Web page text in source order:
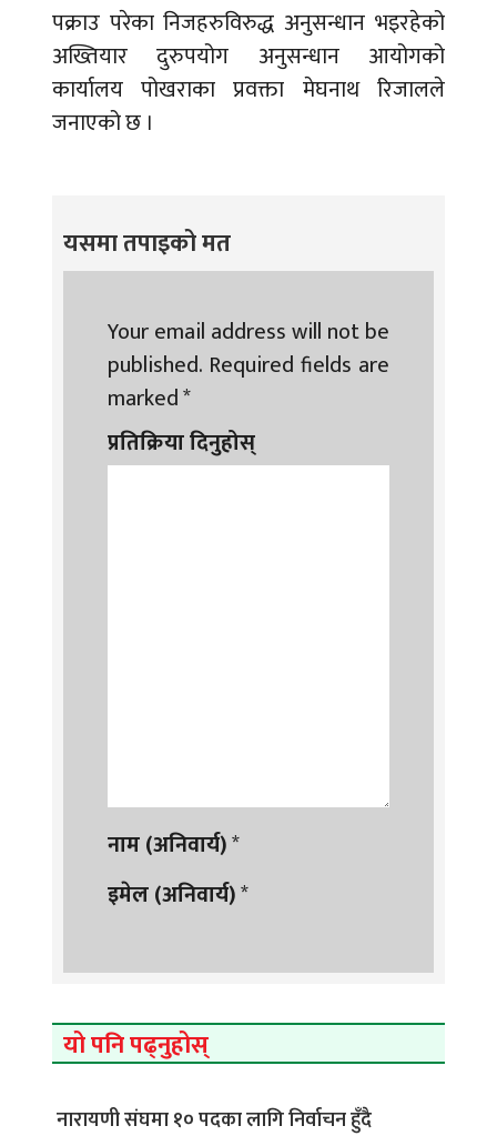
पक्राउ परेका निजहरुविरुद्ध अनुसन्धान भइरहेको
अख्तियार दुरुपयोग अनुसन्धान आयोगको
कार्यालय पोखराका प्रवक्ता मेघनाथ रिजालले
जनाएको छ ।
यसमा तपाइको मत
Your email address will not be
published. Required fields are
marked*
प्रतिक्रिया दिनुहोस्
नाम (अनिवार्य)*
इमेल (अनिवार्य)*
यो पनि पढ्नुहोस्
नारायणी संघमा १० पदका लागि निर्वाचन हुँदै